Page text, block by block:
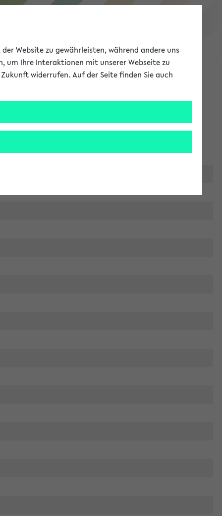
eKVV
Website zu gewährleisten, während andere uns
um Ihre Interaktionen mit unserer Webseite zu
widerrufen. Auf der Seite finden Sie auch